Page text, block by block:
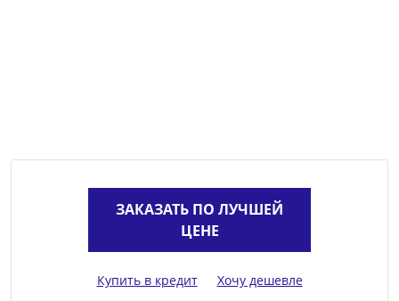
ЗАКАЗАТЬ ПО ЛУЧШЕЙ
ЦЕНЕ
Купить в кредит Хочу дешевле